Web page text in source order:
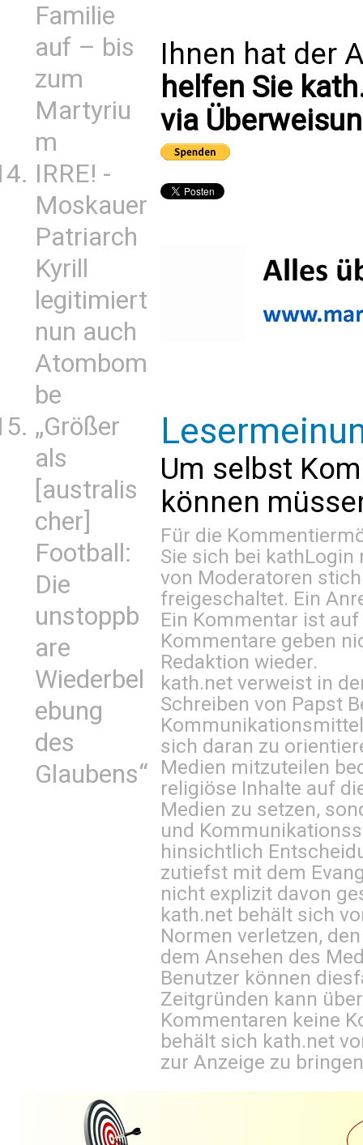
Familie
auf – bis
zum
Martyriu
m
IRRE! -
Moskauer
Patriarch
Kyrill
legitimiert
nun auch
Atombom
be
„Größer
als
[australis
cher]
Football:
Die
unstoppb
are
Wiederbel
ebung
des
Glaubens“
Ihnen hat der
helfen Sie
via
Um selbst
können
Für die
Sie sich bei kathLogin
von Moderatoren
freigeschaltet. Ein
Ein Kommentar ist
Kommentare geben
Redaktion wieder.
kath.net verweist in
Schreiben von Papst
sich daran zu
Medien mitzuteilen
religiöse Inhalte auf
Medien zu setzen,
und
hinsichtlich
zutiefst mit dem
nicht explizit davon
kath.net behält sich
Normen verletzen,
dem Ansehen des
Benutzer können
Zeitgründen kann
Kommentaren keine
behält sich kath.net
zur Anzeige zu